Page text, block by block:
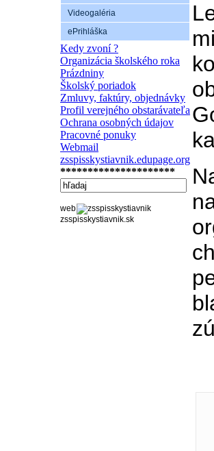
Videogaléria
ePrihláška
Kedy zvoní ?
Organizácia školského roka
Prázdniny
Školský poriadok
Zmluvy, faktúry, objednávky
Profil verejného obstarávateľa
Ochrana osobných údajov
Pracovné ponuky
Webmail
zsspisskystiavnik.edupage.org
*********************
web
zsspisskystiavnik.sk